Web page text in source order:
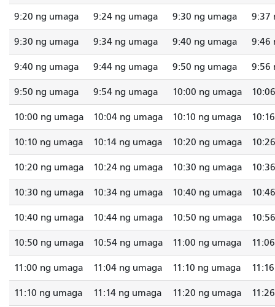
9:20 ng umaga 9:24 ng umaga 9:30 ng umaga 9:37
9:30 ng umaga 9:34 ng umaga 9:40 ng umaga 9:46
9:40 ng umaga 9:44 ng umaga 9:50 ng umaga 9:56
9:50 ng umaga 9:54 ng umaga 10:00 ng umaga
10:00 ng umaga 10:04 ng umaga 10:10 ng umaga
10:10 ng umaga 10:14 ng umaga 10:20 ng umaga
10:20 ng umaga 10:24 ng umaga 10:30 ng umaga
10:30 ng umaga 10:34 ng umaga 10:40 ng umaga
10:40 ng umaga 10:44 ng umaga 10:50 ng umaga
10:50 ng umaga 10:54 ng umaga 11:00 ng umaga
11:00 ng umaga 11:04 ng umaga 11:10 ng umaga
11:10 ng umaga 11:14 ng umaga 11:20 ng umaga